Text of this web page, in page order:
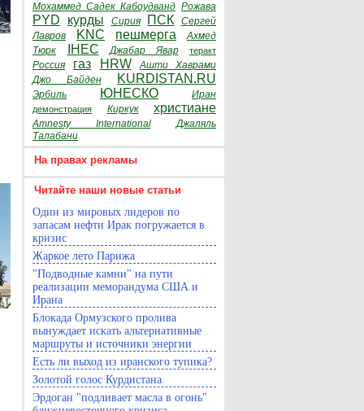
Мохаммед Садек Кабоудванд Рожава
PYD курды Сирия ПСК
Сергей
Лавров
KNC пешмерга
Ахмед
Тюрк
IHEC Джабар Явар теракт
Россия газ HRW
Ашти Хаврами
Джо Байден
KURDISTAN.RU
Эрбиль ЮНЕСКО Иран
демонстрация Киркук христиане
Amnesty International
Джаляль
Талабани
На правах рекламы
Читайте наши новые статьи
Один из мировых лидеров по
запасам нефти Ирак погружается в
кризис
Жаркое лето Парижа
"Подводные камни" на пути
реализации меморандума США и
Ирана
Блокада Ормузского пролива
вынуждает искать альтернативные
маршруты и источники энергии
Есть ли выход из иранского тупика?
Золотой голос Курдистана
Эрдоган "подливает масла в огонь"